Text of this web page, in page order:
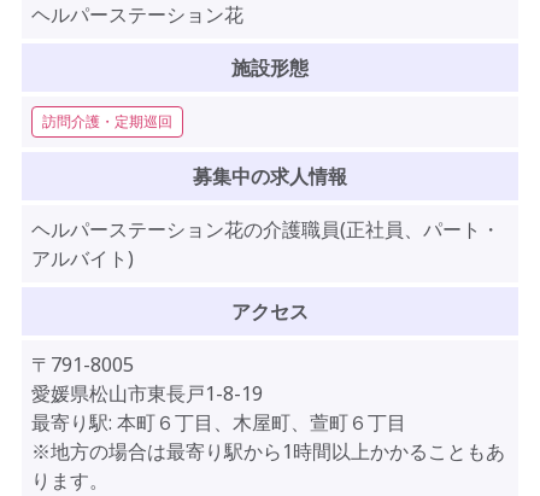
ヘルパーステーション花
施設形態
訪問介護・定期巡回
募集中の求人情報
ヘルパーステーション花の介護職員(正社員、パート・
アルバイト)
アクセス
〒791-8005
愛媛県松山市東長戸1-8-19
最寄り駅: 本町６丁目、木屋町、萱町６丁目
※地方の場合は最寄り駅から1時間以上かかることもあ
ります。